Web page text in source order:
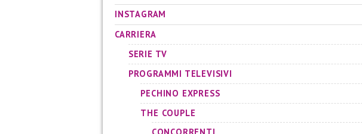
INSTAGRAM
CARRIERA
SERIE TV
PROGRAMMI TELEVISIVI
PECHINO EXPRESS
THE COUPLE